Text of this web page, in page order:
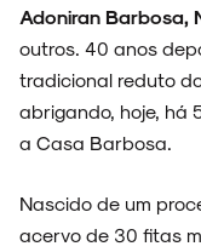
FAIXA A FAIXA
Adoniran Barbosa,
outros. 40 anos
tradicional reduto
abrigando, hoje, há
a Casa Barbosa.
Nascido de um
acervo de 30 fitas